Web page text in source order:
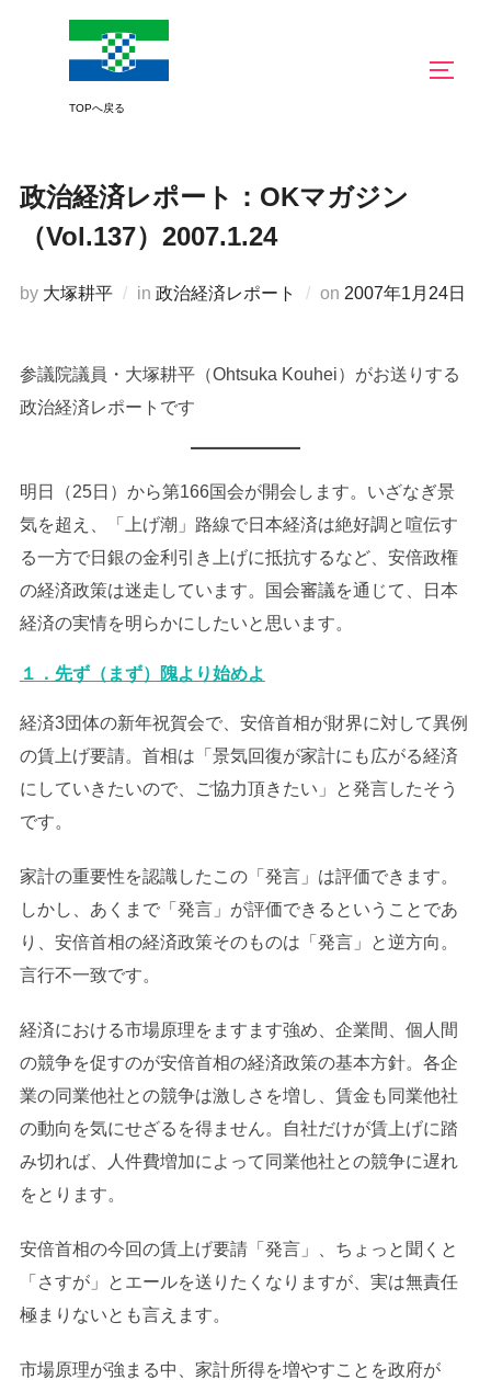
政治経済レポート：OKマガジン
（Vol.137）2007.1.24
by 大塚耕平 in 政治経済レポート on 投
2007年1月24日
参議院議員・大塚耕平（Ohtsuka Kouhei）がお送りする
政治経済レポートです
明日（25日）から第166国会が開会します。いざなぎ景
気を超え、「上げ潮」路線で日本経済は絶好調と喧伝す
る一方で日銀の金利引き上げに抵抗するなど、安倍政権
の経済政策は迷走しています。国会審議を通じて、日本
経済の実情を明らかにしたいと思います。
１．先ず（まず）隗より始めよ
経済3団体の新年祝賀会で、安倍首相が財界に対して異例
の賃上げ要請。首相は「景気回復が家計にも広がる経済
にしていきたいので、ご協力頂きたい」と発言したそう
です。
家計の重要性を認識したこの「発言」は評価できます。
しかし、あくまで「発言」が評価できるということであ
り、安倍首相の経済政策そのものは「発言」と逆方向。
言行不一致です。
経済における市場原理をますます強め、企業間、個人間
の競争を促すのが安倍首相の経済政策の基本方針。各企
業の同業他社との競争は激しさを増し、賃金も同業他社
の動向を気にせざるを得ません。自社だけが賃上げに踏
み切れば、人件費増加によって同業他社との競争に遅れ
をとります。
安倍首相の今回の賃上げ要請「発言」、ちょっと聞くと
「さすが」とエールを送りたくなりますが、実は無責任
極まりないとも言えます。
市場原理が強まる中、家計所得を増やすことを政府が